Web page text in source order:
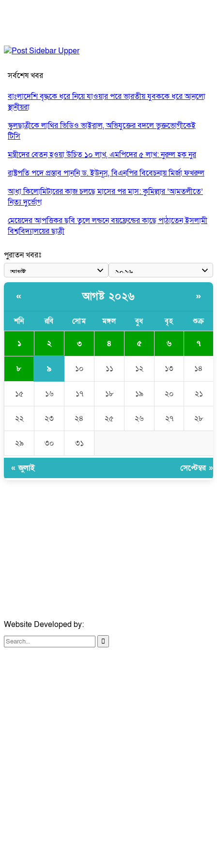
সর্বশেষ খবর
বাংলাদেশি বৃদ্ধকে ধরে নিয়ে যাওয়ার পরে ভারতীয় যুবককে ধরে আনলো
স্থানীয়রা
স্কুলছাত্রীকে লাথির ভিডিও ভাইরাল, অভিযুক্তের বদলে ভুক্তভোগীকেই
টিসি
মন্ত্রীদের বেতন হওয়া উচিত ১০ লাখ, এমপিদের ৫ লাখ: নুরুল হক নুর
রাষ্ট্রপতি পদে প্রস্তাব পাননি ড. ইউনূস, বিএনপির বিবেচনায় মির্জা ফখরুল
আধা কিলোমিটারের কাজ চলছে মাসের পর মাস: কুমিল্লার ‘আমতলীতে’
নিত্য দুর্ভোগ
মেয়েদের আপত্তিকর ছবি তুলে লন্ডনে বয়ফ্রেন্ডের কাছে পাঠাতেন ইসলামী
বিশ্ববিদ্যালয়ের ছাত্রী
পুলিশকে পিটিয়ে রক্তাক্ত করেছি এ দৃশ্য কি আপনারা দেখেননি: এনসিপি
নেতা
পাঁচ দেশি মাছে মিলল মাইক্রোপ্লাস্টিক, সবচেয়ে বেশি কই মাছে
বাংলাদেশী কর্মীদের আকামা নিয়ে বড় সুখবর দিলো সৌদি সরকার
ভারতের পূর্ব সীমান্তে এখন ‘আরেকটি পাকিস্তান’ গড়ে উঠেছে: সজীব
ওয়াজেদ জয়
পুরাতন খবরঃ
« আগষ্ট ২০২৬ »
শনি রবি সোম মঙ্গল বুধ বৃহ শুক্র
১ ২ ৩ ৪ ৫ ৬ ৭
৮ ৯ ১০ ১১ ১২ ১৩ ১৪
১৫ ১৬ ১৭ ১৮ ১৯ ২০ ২১
২২ ২৩ ২৪ ২৫ ২৬ ২৭ ২৮
২৯ ৩০ ৩১
« জুলাই সেপ্টেম্বর »
Website Developed by: